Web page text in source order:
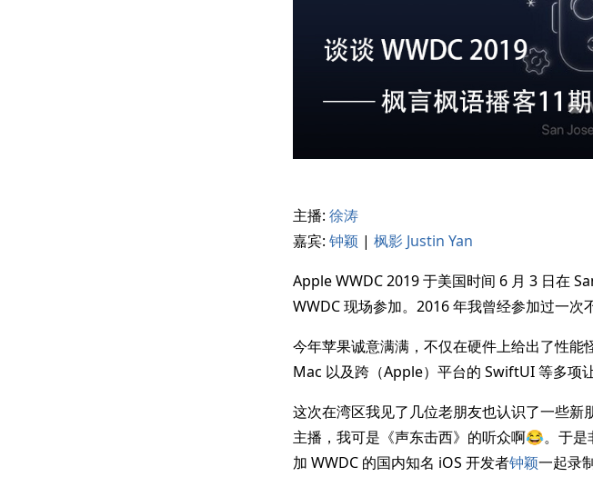
主播: 徐涛
嘉宾: 钟颖 | 枫影 Justin Yan
Apple WWDC 2019 于美国时间 6 月 3 日在
WWDC 现场参加。2016 年我曾经参加过一次
今年苹果诚意满满，不仅在硬件上给出了性
Mac 以及跨（Apple）平台的 SwiftUI 等多项
这次在湾区我见了几位老朋友也认识了一些新
主播，我可是《声东击西》的听众啊😂。于是
加 WWDC 的国内知名 iOS 开发者钟颖一起录